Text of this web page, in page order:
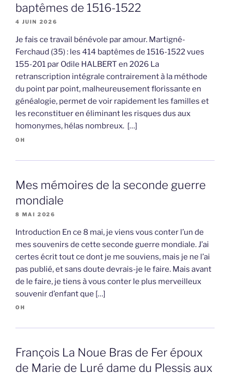
baptêmes de 1516-1522
4 JUIN 2026
Je fais ce travail bénévole par amour. Martigné-
Ferchaud (35) : les 414 baptêmes de 1516-1522 vues
155-201 par Odile HALBERT en 2026 La
retranscription intégrale contrairement à la méthode
du point par point, malheureusement florissante en
généalogie, permet de voir rapidement les familles et
les reconstituer en éliminant les risques dus aux
homonymes, hélas nombreux. […]
OH
Mes mémoires de la seconde guerre
mondiale
8 MAI 2026
Introduction En ce 8 mai, je viens vous conter l’un de
mes souvenirs de cette seconde guerre mondiale. J’ai
certes écrit tout ce dont je me souviens, mais je ne l’ai
pas publié, et sans doute devrais-je le faire. Mais avant
de le faire, je tiens à vous conter le plus merveilleux
souvenir d’enfant que […]
OH
François La Noue Bras de Fer époux
de Marie de Luré dame du Plessis aux